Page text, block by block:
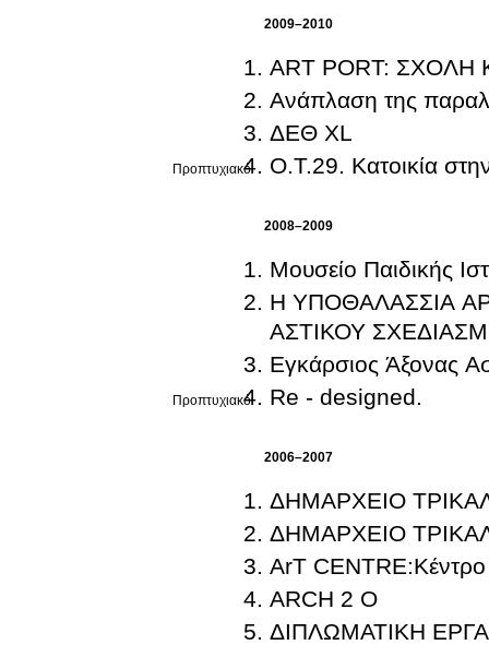
2009–2010
Προπτυχιακό
ART PORT:
Ανάπλαση της
ΔΕΘ XL
Ο.Τ.29. Κατοικία
2008–2009
Προπτυχιακό
Μουσείο Παιδικής
Η ΥΠΟΘΑΛΑΣΣΙΑ
ΑΣΤΙΚΟΥ
Εγκάρσιος Άξονας
Re - designed.
2006–2007
ΔΗΜΑΡΧΕΙΟ
ΔΗΜΑΡΧΕΙΟ
ArT
ARCH 2 O
ΔΙΠΛΩΜΑΤΙΚΗ